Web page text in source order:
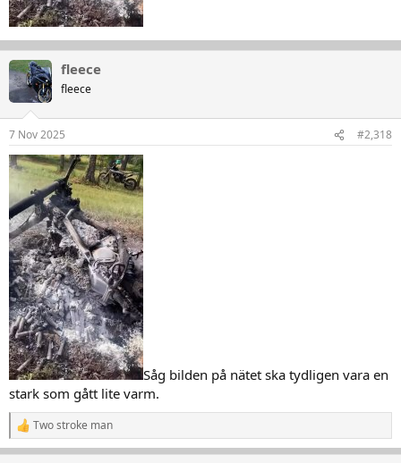
fleece
fleece
7 Nov 2025 #2,318
Såg bilden på nätet ska tydligen vara en
stark som gått lite varm.
R
e
Two stroke man